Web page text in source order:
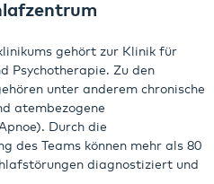
gehört zur Klinik für
Psychotherapie. Zu den
unter anderem chronische
atembezogene
Durch die
des Teams können mehr als 80
diagnostiziert und